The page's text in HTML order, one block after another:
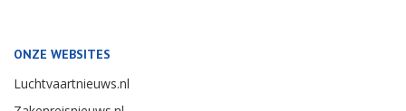
ONZE WEBSITES
Luchtvaartnieuws.nl